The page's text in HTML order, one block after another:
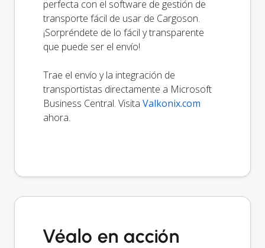
perfecta con el software de gestión de
transporte fácil de usar de Cargoson.
¡Sorpréndete de lo fácil y transparente
que puede ser el envío!
Trae el envío y la integración de
transportistas directamente a Microsoft
Business Central. Visita Valkonix.com
ahora.
Véalo en acción